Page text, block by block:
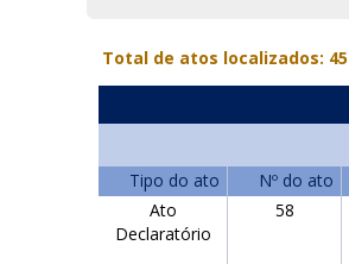
Total de atos localizados: 45
Tipo do ato Nº do ato
Ato
Declaratório
58